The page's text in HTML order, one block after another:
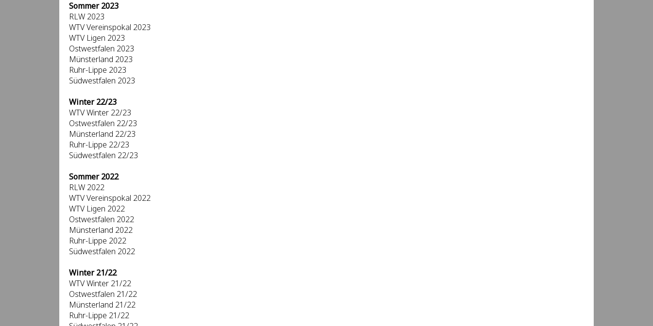
Sommer 2023
RLW 2023
WTV Vereinspokal 2023
WTV Ligen 2023
Ostwestfalen 2023
Münsterland 2023
Ruhr-Lippe 2023
Südwestfalen 2023
Winter 22/23
WTV Winter 22/23
Ostwestfalen 22/23
Münsterland 22/23
Ruhr-Lippe 22/23
Südwestfalen 22/23
Sommer 2022
RLW 2022
WTV Vereinspokal 2022
WTV Ligen 2022
Ostwestfalen 2022
Münsterland 2022
Ruhr-Lippe 2022
Südwestfalen 2022
Winter 21/22
WTV Winter 21/22
Ostwestfalen 21/22
Münsterland 21/22
Ruhr-Lippe 21/22